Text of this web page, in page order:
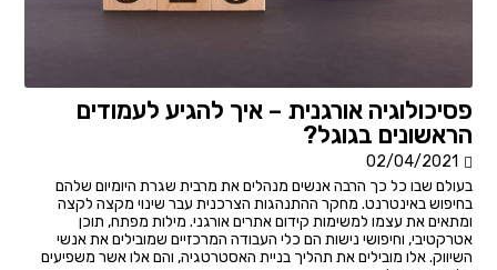
פסיכולוגיה אורגנית – איך להגיע לעמודים
הראשונים בגוגל?
02/04/2021
בעולם שבו כל כך הרבה אנשים מנהלים את מרבית שגרת היומיום שלהם
בחיפוש באינטרנט. מחקר ההתנהגות הצרכנית עבר שינוי מקצה לקצה
ומתאים את עצמו למשימות קידום אתרים אורגני. מילות מפתח, תוכן
אטרקטיבי, וחיפושי נישות הם כלי העבודה המרכזיים שמובילים את אנשי
השיווק. אלו מובילים את תהליך בניית האסטרטגיה, והם אלו אשר משפיעים